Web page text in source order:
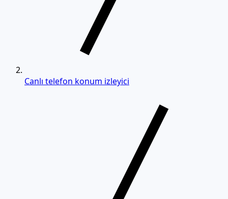
Canlı telefon konum izleyici